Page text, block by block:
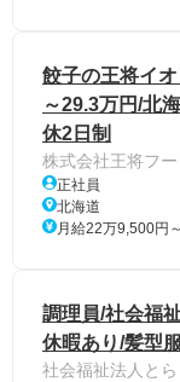
餃子の王将イ
～29.3万円/北
休2日制
株式会社王将フ
正社員
北海道
月給22万9,500円
調理員/社会福
休暇あり/髪型
社会福祉法人とら